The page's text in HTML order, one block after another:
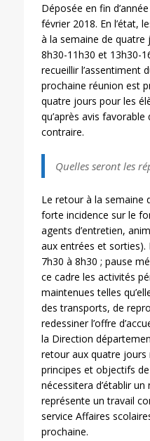
Déposée en fin
février 2018. En l’état,
à la semaine de quatre
8h30-11h30 et 13h30-
recueillir l’assentiment
prochaine réunion est
quatre jours pour les
qu’après avis
contraire.
Quelles seront les
Le retour à la semaine
forte incidence sur le
agents d’entretien,
aux entrées et sorties).
7h30 à 8h30 ; pause
ce cadre les activités
maintenues telles
des transports, de
redessiner l’offre
la Direction
retour aux quatre jours
principes et objectifs
nécessitera d’établir
représente un travail
service Affaires
prochaine.